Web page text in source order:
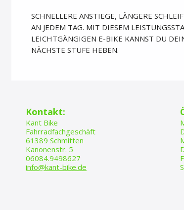
SCHNELLERE ANSTIEGE, LÄNGERE
AN JEDEM TAG. MIT DIESEM
LEICHTGÄNGIGEN E-BIKE KANNST DU
NÄCHSTE STUFE HEBEN.
​​​Kontakt:
Kant Bike
Fahrradfachgeschäft
61389 Schmitten
Kanonenstr. 5
06084.9498627
info@kant-bike.de